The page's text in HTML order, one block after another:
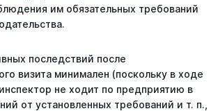
им обязательных требований
последствий после
визита минимален (поскольку в ходе
не ходит по предприятию в
от установленных требований и т. п.,